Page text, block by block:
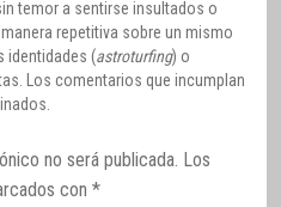
temor a sentirse insultados o
repetitiva sobre un mismo
identidades (astroturfing) o
Los comentarios que incumplan
no será publicada. Los
con *